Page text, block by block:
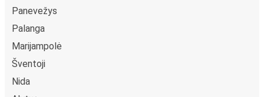
Panevežys
Palanga
Marijampolė
Šventoji
Nida